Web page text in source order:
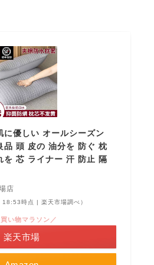
に優しい オールシーズン
頭 皮の 油分を 防ぐ 枕
を 芯 ライナー 汗 防止 隔
店
時点 | 楽天市場調べ）
い物マラソン／
楽天市場